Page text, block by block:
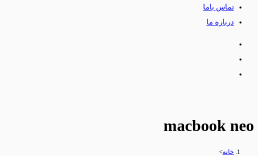
تماس باما
درباره ما
macbook neo
خانه>